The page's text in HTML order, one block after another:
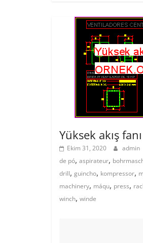
b
o
o
k
st
Yüksek akış
Ekim 31, 2020 admin
de pó, aspirateur,
drill, guincho, kompressor,
machinery, máqu, press,
winch, winde